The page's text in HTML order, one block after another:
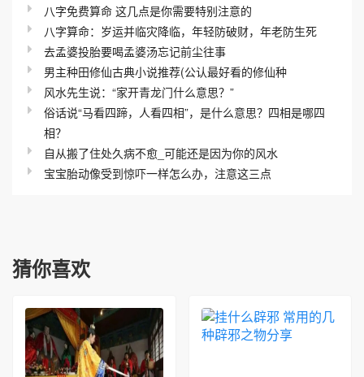
八字免费算命 这几点是你需要特别注意的
八字算命：岁运并临灾降临，年轻防破财，年老防生死
去孟婆投胎要喝孟婆汤忘记前尘往事
男主种田修仙古典小说推荐(公认最好看的修仙种
风水先生说：“家开青龙门什么意思？”
俗话说“马看四蹄，人看四相”，是什么意思？四相是哪四
相？
自从搬了住处久病不愈_可能还是因为你的风水
宝宝胎动像受到惊吓一样怎么办，注意这三点
猜你喜欢